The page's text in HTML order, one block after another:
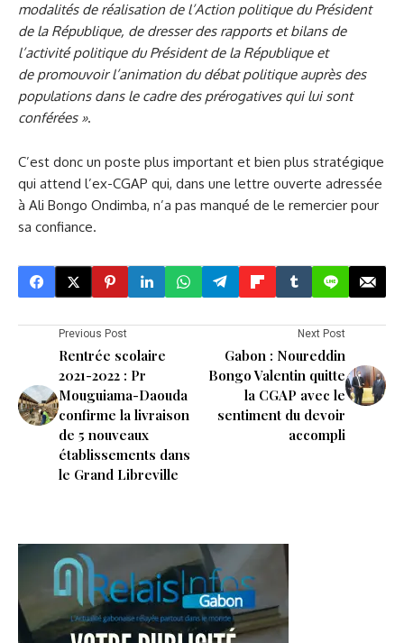
modalités de réalisation de l’Action politique du Président
de la République, de dresser des rapports et bilans de
l’activité politique du Président de la République et
de promouvoir l’animation du débat politique auprès des
populations dans le cadre des prérogatives qui lui sont
conférées».
C’est donc un poste plus important et bien plus stratégique
qui attend l’ex-CGAP qui, dans une lettre ouverte adressée
à Ali Bongo Ondimba, n’a pas manqué de le remercier pour
sa confiance.
Previous Post
Rentrée scolaire
2021-2022 : Pr
Mouguiama-Daouda
confirme la livraison
de 5 nouveaux
établissements dans
le Grand Libreville
Next Post
Gabon : Noureddin
Bongo Valentin quitte
la CGAP avec le
sentiment du devoir
accompli